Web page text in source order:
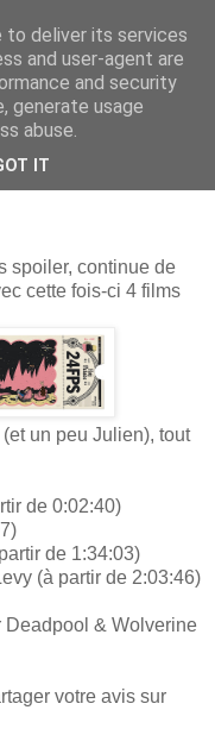
spoiler, continue de
cette fois-ci 4 films
un peu Julien), tout
de 0:02:40)
de 1:34:03)
(à partir de 2:03:46)
Deadpool & Wolverine
votre avis sur
to deliver its services
and user-agent are
and security
generate usage
abuse.
IT